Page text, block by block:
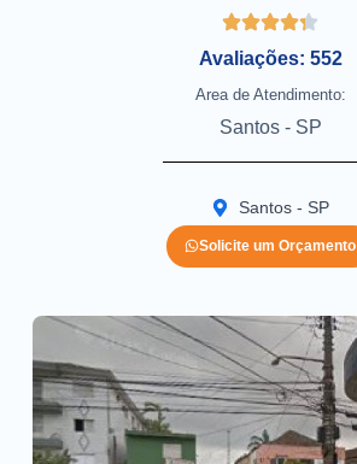
Avaliações: 552
Area de Atendimento:
Santos - SP
Santos - SP
Solicite um Orçamento